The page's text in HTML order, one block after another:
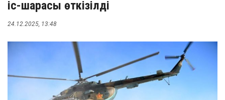
іс-шарасы өткізілді
24.12.2025, 13:48